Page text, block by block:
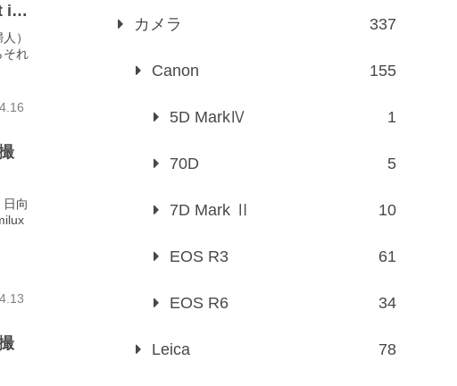
in
）
それ
向
カメラ 337
Canon 155
5D MarkⅣ 1
70D 5
7D Mark Ⅱ 10
EOS R3 61
EOS R6 34
Leica 78